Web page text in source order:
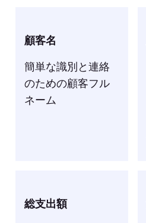
顧客名
簡単な識別と連絡
のための顧客フル
ネーム
総支出額